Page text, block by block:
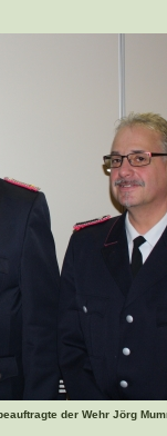
der Wehr Jörg